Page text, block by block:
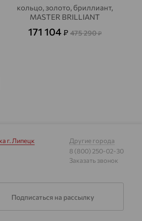
кольцо, золото, бриллиант,
MASTER BRILLIANT
171 104 ₽ 475 290₽
г. Липецк
Другие города
8 (800) 250-02-30
Заказать звонок
Подписаться на рассылку